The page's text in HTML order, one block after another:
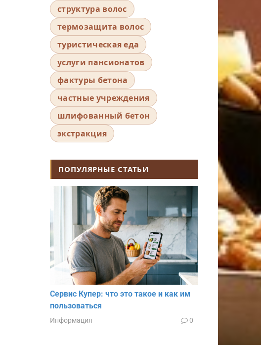
структура волос
термозащита волос
туристическая еда
услуги пансионатов
фактуры бетона
частные учреждения
шлифованный бетон
экстракция
ПОПУЛЯРНЫЕ СТАТЬИ
Сервис Купер: что это такое и как им
пользоваться
Информация 0